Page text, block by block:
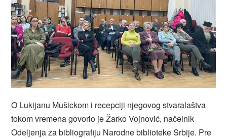
O Lukijanu Mušickom i recepciji njegovog stvaralaštva
tokom vremena govorio je Žarko Vojnović, načelnik
Odeljenja za bibliografiju Narodne biblioteke Srbije. Pre